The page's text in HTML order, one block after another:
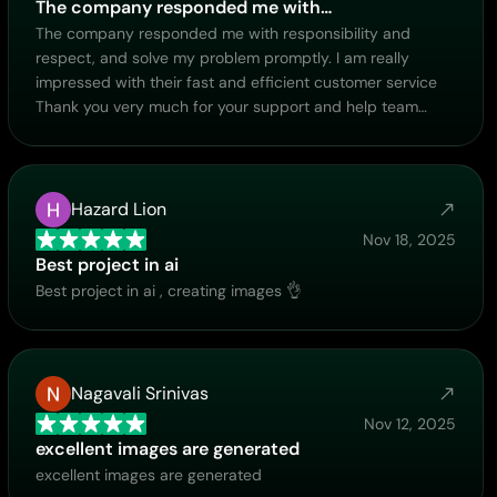
The company responded me with…
The company responded me with responsibility and
respect, and solve my problem promptly. I am really
impressed with their fast and efficient customer service
Thank you very much for your support and help team
Hazard Lion
Nov 18, 2025
Best project in ai
Best project in ai , creating images 👌
Nagavali Srinivas
Nov 12, 2025
excellent images are generated
excellent images are generated